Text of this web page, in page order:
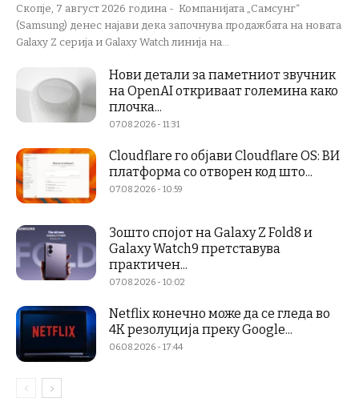
Скопје, 7 август 2026 година - Компанијата „Самсунг“
(Samsung) денес најави дека започнува продажбата на новата
Galaxy Z серија и Galaxy Watch линија на...
Нови детали за паметниот звучник
на OpenAI откриваат големина како
плочка...
07.08.2026 - 11:31
Cloudflare го објави Cloudflare OS: ВИ
платформа со отворен код што...
07.08.2026 - 10:59
Зошто спојот на Galaxy Z Fold8 и
Galaxy Watch9 претставува
практичен...
07.08.2026 - 10:02
Netflix конечно може да се гледа во
4K резолуција преку Google...
06.08.2026 - 17:44